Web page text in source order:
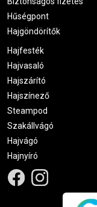
Hűségpont
Hajgöndörítők
Hajfesték
Hajvasaló
Hajszárító
Hajszínező
Steampod
Szakállvágó
Hajvágó
Hajnyíró